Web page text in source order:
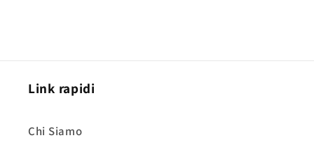
Link rapidi
Chi Siamo